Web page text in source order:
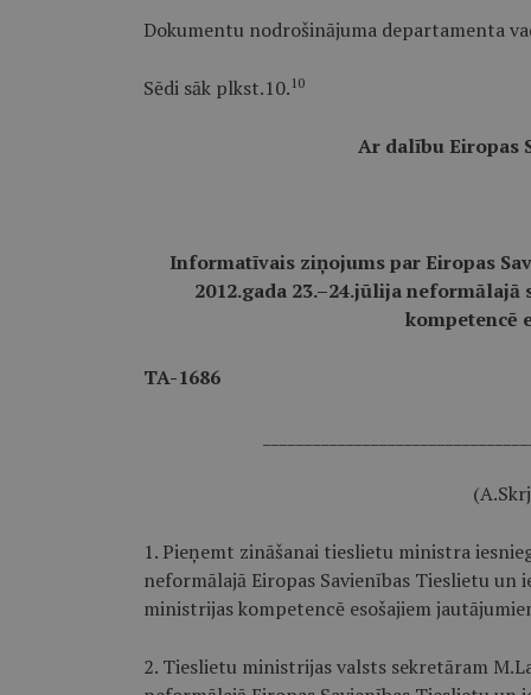
Dokumentu nodrošinājuma departamenta
Sēdi sāk plkst.10. 10
Ar dalību Eiropas
Informatīvais ziņojums par Eiropas
2012.gada 23.–24.jūlija
kompetencē
TA-1686
1. Pieņemt zināšanai tieslietu ministra
neformālajā Eiropas Savienības Tieslietu
ministrijas kompetencē esošajiem
2. Tieslietu ministrijas valsts sekretāram